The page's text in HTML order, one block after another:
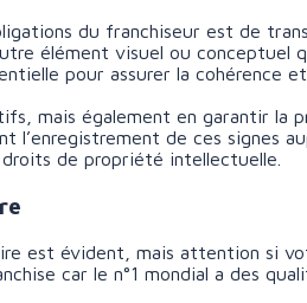
du franchiseur est de
élément visuel ou conceptuel
pour assurer la cohérence
mais également en garantir la
l’enregistrement de ces signes
de propriété intellectuelle.
est évident, mais attention si
car le n°1 mondial a des